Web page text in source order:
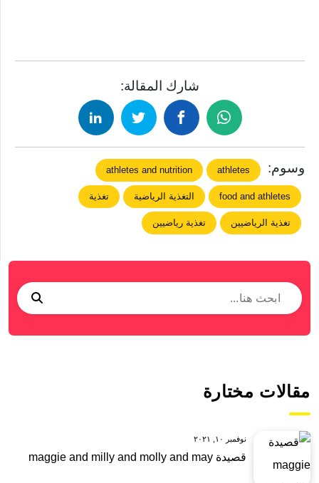
شارك المقالة:
وسوم: athletes
athletes and nutrition
food and athletes التغذية الرياضية تغذية
تغذية الرياضيين تغذية رياضيين
مقالات مختارة
نوفمبر ١٠, ٢٠٢١
قصيدة maggie and milly and molly and may